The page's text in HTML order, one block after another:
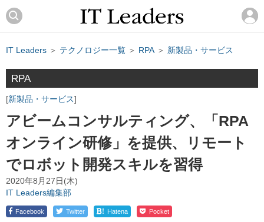
IT Leaders ＞ テクノロジー一覧 ＞ RPA ＞ 新製品・サービス
RPA
新製品・サービス
アビームコンサルティング、「RPA
オンライン研修」を提供、リモート
でロボット開発スキルを習得
2020年8月27日(木)
IT Leaders編集部
Facebook Twitter ! Hatena Pocket